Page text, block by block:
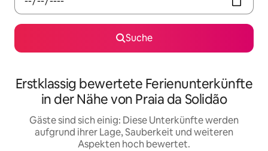
Suche
Erstklassig bewertete Ferienunterkünfte
in der Nähe von Praia da Solidão
Gäste sind sich einig: Diese Unterkünfte werden
aufgrund ihrer Lage, Sauberkeit und weiteren
Aspekten hoch bewertet.